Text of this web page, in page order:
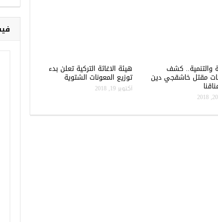
والتنمية.. كشف
مقتل خاشقجي دين
هيئة الاغاثة التركية تعلن بدء
توزيع المعونات الشتوية
أكتوبر 19, 2018